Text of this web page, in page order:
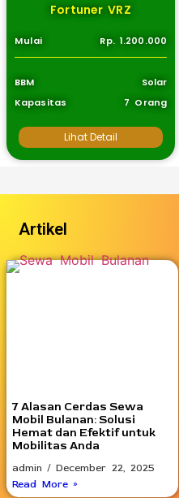
Fortuner VRZ
Mulai Rp. 1.200.000
BBM
Solar
Kapasitas
7 Orang
Lihat Detail
Artikel
7 Alasan Cerdas Sewa
Mobil Bulanan: Solusi
Hemat dan Efektif untuk
Mobilitas Anda
admin
December 22, 2025
Read More »